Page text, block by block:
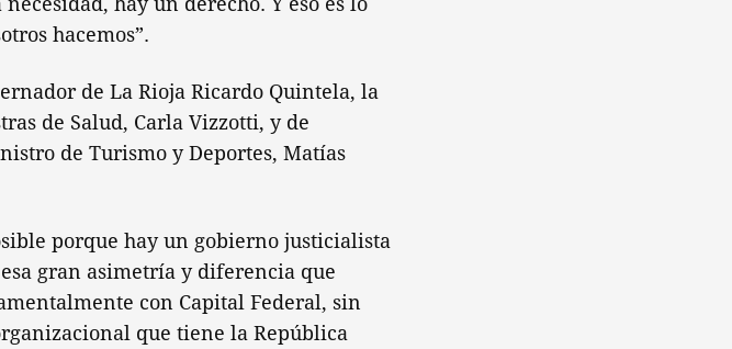
hacemos”.
de La Rioja Ricardo Quintela, la
de Salud, Carla Vizzotti, y de
de Turismo y Deportes, Matías
porque hay un gobierno justicialista
gran asimetría y diferencia que
con Capital Federal, sin
que tiene la República